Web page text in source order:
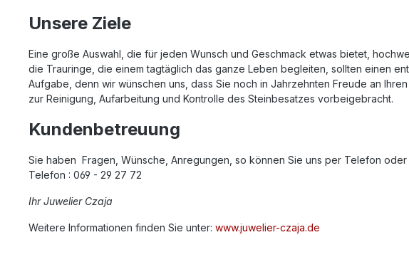
Unsere Ziele
Eine große Auswahl, die für jeden Wunsch und Geschmack etwas bietet,
die Trauringe, die einem tagtäglich das ganze Leben begleiten, sollten einen
Aufgabe, denn wir wünschen uns, dass Sie noch in Jahrzehnten Freude an
zur Reinigung, Aufarbeitung und Kontrolle des Steinbesatzes vorbeigebracht.
Kundenbetreuung
Sie haben Fragen, Wünsche, Anregungen, so können Sie uns per Telefon
Telefon : 069 - 29 27 72
Ihr Juwelier Czaja
Weitere Informationen finden Sie unter: www.juwelier-czaja.de